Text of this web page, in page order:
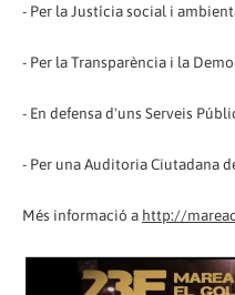
- Per la Justícia social i
- Per la Transparència i la
- En defensa d'uns Serveis
- Per una Auditoria Ciutadana
Més informació a http://